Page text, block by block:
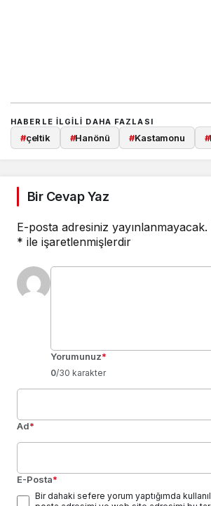
HABERLE ILGILI DAHA FAZLASI
#çeltik #Hanönü #Kastamonu #
Bir Cevap Yaz
E-posta adresiniz yayınlanmayacak.
* ile işaretlenmişlerdir
Yorumunuz*
0/30 karakter
Ad*
E-Posta*
Bir dahaki sefere yorum yaptığımda